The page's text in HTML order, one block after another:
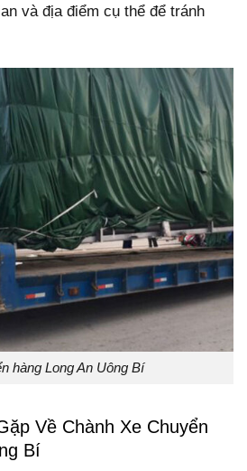
và địa điểm cụ thể để tránh
hàng Long An Uông Bí
Về Chành Xe Chuyển
Bí